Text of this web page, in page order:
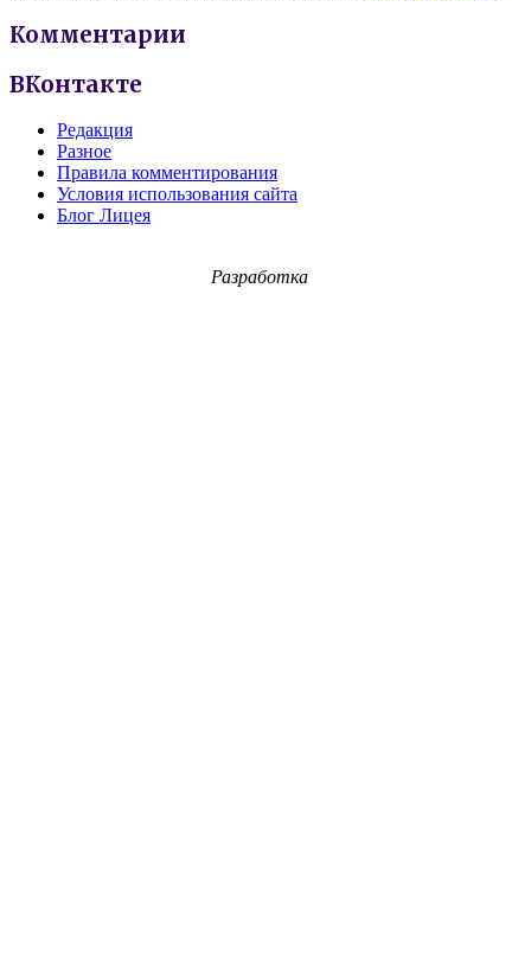
Комментарии
ВКонтакте
Редакция
Разное
Правила комментирования
Условия использования сайта
Блог Лицея
Разработка